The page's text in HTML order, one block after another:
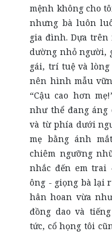
mệnh không cho
nhưng bà luôn
gia đình. Dựa trên
dường nhỏ người,
gái, trí tuệ và
nên hình mẫu
“Cậu cao hơn
như thể đang áng
và từ phía dưới
mẹ bằng ánh
chiêm ngưỡng
nhắc đến em
ông - giọng bà lại
hân hoan vừa
đồng dao và
tức, cổ họng tôi